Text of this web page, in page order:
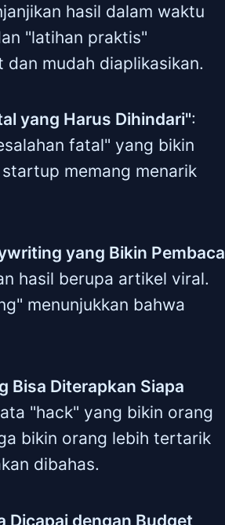
hasil dalam waktu
"latihan praktis"
dan mudah diaplikasikan.
yang Harus Dihindari":
fatal" yang bikin
memang menarik
yang Bikin Pembaca
hasil berupa artikel viral.
menunjukkan bahwa
Bisa Diterapkan Siapa
"hack" yang bikin orang
bikin orang lebih tertarik
dibahas.
Dicapai dengan Budget